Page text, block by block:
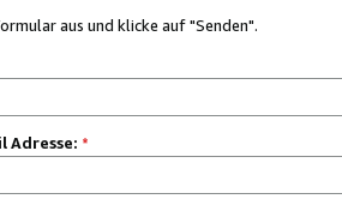
aus und klicke auf "Senden".
Adresse: *